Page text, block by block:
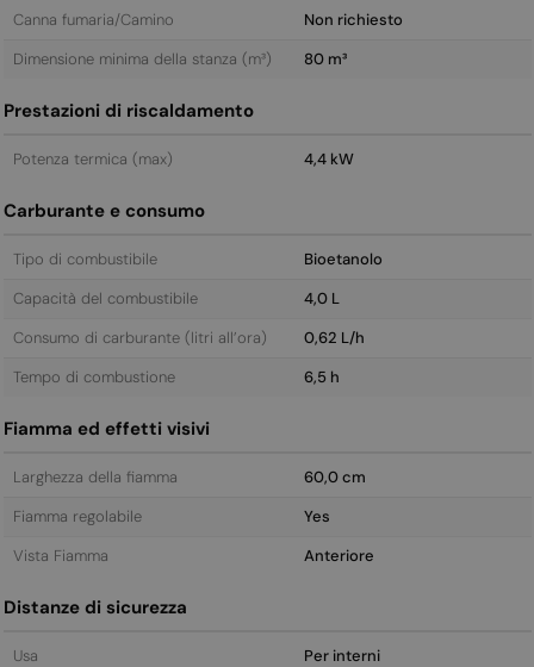
Canna fumaria/Camino
Non richiesto
Dimensione minima della stanza (m³)
80 m³
Prestazioni di riscaldamento
Potenza termica (max) 4,4 kW
Carburante e consumo
Tipo di combustibile
Bioetanolo
Capacità del combustibile
4,0 L
Consumo di carburante (litri all’ora)
0,62 L/h
Tempo di combustione
6,5 h
Fiamma ed effetti visivi
Larghezza della fiamma
60,0 cm
Fiamma regolabile
Yes
Vista Fiamma
Anteriore
Distanze di sicurezza
Usa Per interni